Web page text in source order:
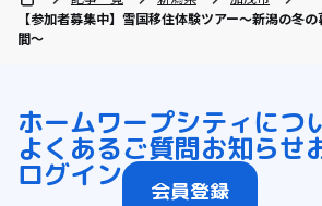
【参加者募集中】雪国移住体験ツアー～新潟の冬
間～
ホームワープシティにつ
よくあるご質問お知らせ
ログイン 会員登録